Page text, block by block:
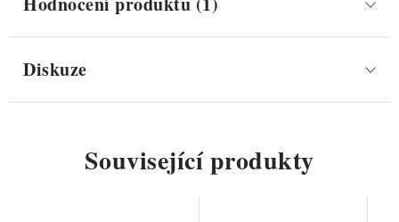
Diskuze
Související produkty